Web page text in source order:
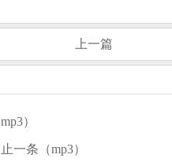
上一篇
）
一条（mp3）